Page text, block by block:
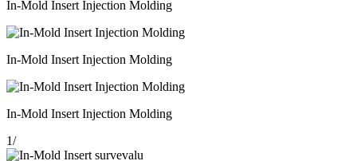
In-Mold Insert Injection Molding
In-Mold Insert Injection Molding
In-Mold Insert Injection Molding
1/